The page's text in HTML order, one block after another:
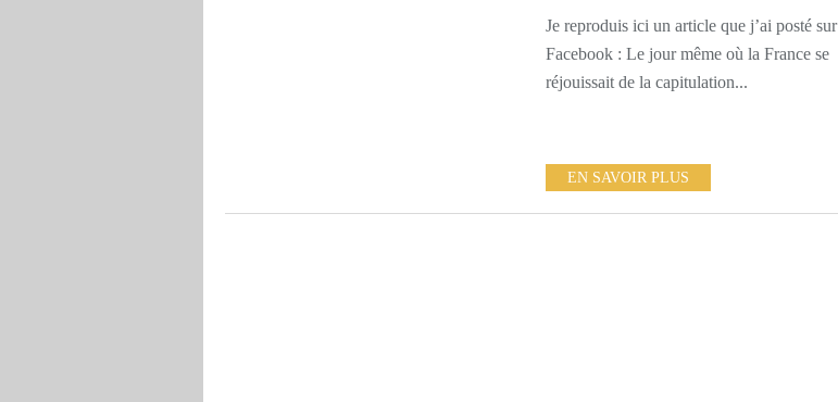
Je reproduis ici un article que j’ai posté sur
Facebook : Le jour même où la France se
réjouissait de la capitulation...
EN SAVOIR PLUS